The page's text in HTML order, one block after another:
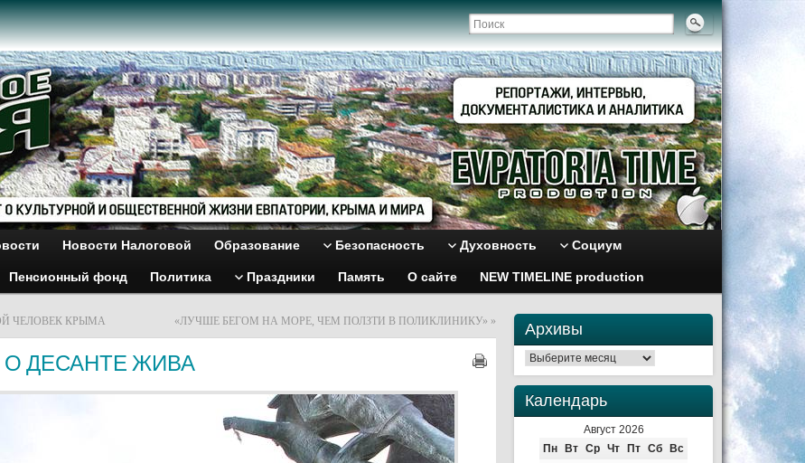
Новости Налоговой Образование Безопасность Духовность Социум
Пенсионный фонд Политика Праздники Память О сайте NEW TIMELINE production
ЧЕЛОВЕК КРЫМА «ЛУЧШЕ БЕГОМ НА МОРЕ, ЧЕМ ПОЛЗТИ В ПОЛИКЛИНИКУ» »
ДЕСАНТЕ ЖИВА
Архивы
Архивы
Календарь
Август 2026
Пн
Вт Ср Чт Пт Сб
Вс